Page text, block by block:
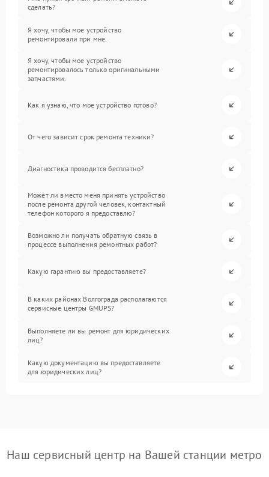
сделать?
Я хочу, чтобы мое устройство
ремонтировали при мне.
Я хочу, чтобы мое устройство
ремонтировалось только оригинальными
запчастями.
Как я узнаю, что мое устройство готово?
От чего зависит срок ремонта техники?
Диагностика проводится бесплатно?
Может ли вместо меня принять устройство
после ремонта другой человек, контактный
телефон которого я предоставлю?
Возможно ли получать обратную связь в
процессе выполнения ремонтных работ?
Какую гарантию вы предоставляете?
В каких районах Волгограда располагаются
сервисные центры GMUPS?
Выполняете ли вы ремонт для юридических
лиц?
Какую документацию вы предоставляете
для юридических лиц?
Наш сервисный центр на Вашей станции метро